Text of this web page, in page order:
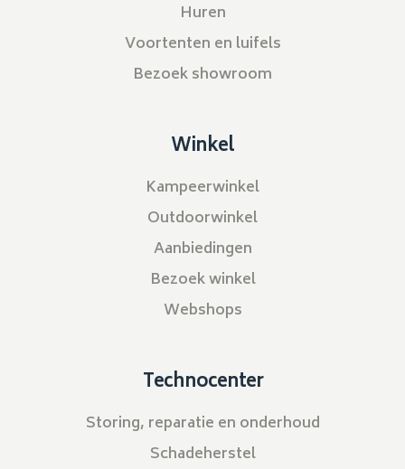
Huren
Voortenten en luifels
Bezoek showroom
Winkel
Kampeerwinkel
Outdoorwinkel
Aanbiedingen
Bezoek winkel
Webshops
Technocenter
Storing, reparatie en onderhoud
Schadeherstel